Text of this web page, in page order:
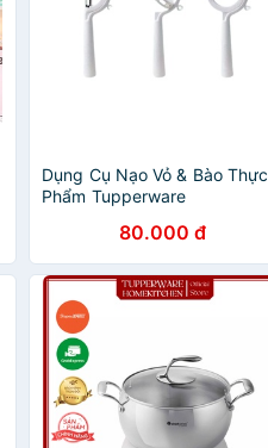
Dụng Cụ Nạo Vỏ & Bào Thực
Phẩm Tupperware
80.000 đ